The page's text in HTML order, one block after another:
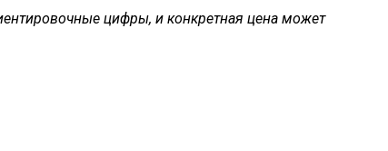
цифры, и конкретная цена может